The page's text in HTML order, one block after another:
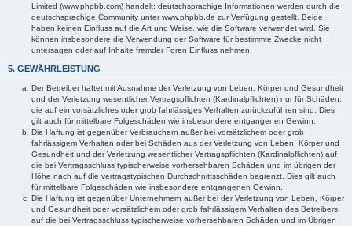
Limited (www.phpbb.com) handelt; deutschsprachige Informationen werden durch die
deutschsprachige Community unter www.phpbb.de zur Verfügung gestellt. Beide
haben keinen Einfluss auf die Art und Weise, wie die Software verwendet wird. Sie
können insbesondere die Verwendung der Software für bestimmte Zwecke nicht
untersagen oder auf Inhalte fremder Foren Einfluss nehmen.
5. GEWÄHRLEISTUNG
Der Betreiber haftet mit Ausnahme der Verletzung von Leben, Körper und Gesundheit
und der Verletzung wesentlicher Vertragspflichten (Kardinalpflichten) nur für Schäden,
die auf ein vorsätzliches oder grob fahrlässiges Verhalten zurückzuführen sind. Dies
gilt auch für mittelbare Folgeschäden wie insbesondere entgangenen Gewinn.
Die Haftung ist gegenüber Verbrauchern außer bei vorsätzlichem oder grob
fahrlässigem Verhalten oder bei Schäden aus der Verletzung von Leben, Körper und
Gesundheit und der Verletzung wesentlicher Vertragspflichten (Kardinalpflichten) auf
die bei Vertragsschluss typischerweise vorhersehbaren Schäden und im übrigen der
Höhe nach auf die vertragstypischen Durchschnittsschäden begrenzt. Dies gilt auch
für mittelbare Folgeschäden wie insbesondere entgangenen Gewinn.
Die Haftung ist gegenüber Unternehmern außer bei der Verletzung von Leben, Körper
und Gesundheit oder vorsätzlichem oder grob fahrlässigem Verhalten des Betreibers
auf die bei Vertragsschluss typischerweise vorhersehbaren Schäden und im Übrigen